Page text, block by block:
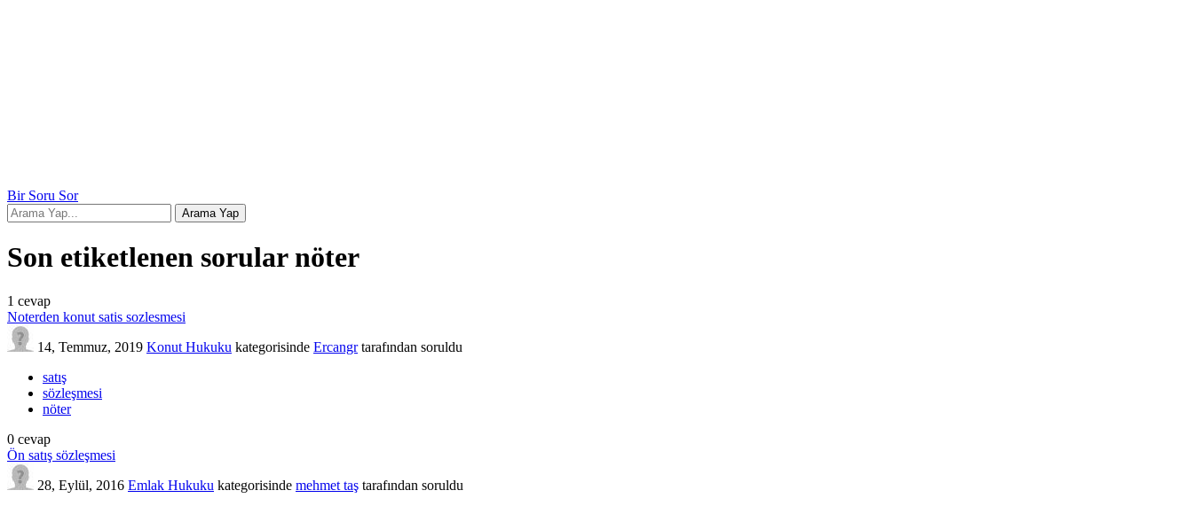
Bir Soru Sor
Son etiketlenen sorular nöter
1 cevap
Noterden konut satis sozlesmesi
14, Temmuz, 2019 Konut Hukuku kategorisinde Ercangr tarafından soruldu
satış
sözleşmesi
nöter
0 cevap
Ön satış sözleşmesi
28, Eylül, 2016 Emlak Hukuku kategorisinde mehmet taş tarafından soruldu